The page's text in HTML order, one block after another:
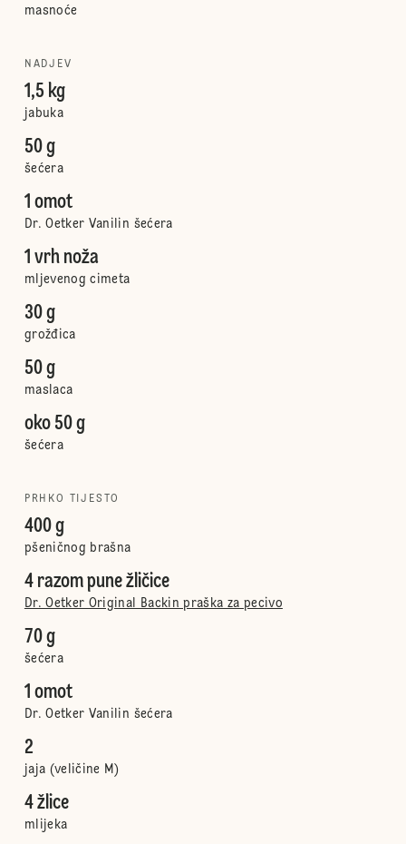
masnoće
NADJEV
1,5 kg
jabuka
50 g
šećera
1 omot
Dr. Oetker Vanilin šećera
1 vrh noža
mljevenog cimeta
30 g
grožđica
50 g
maslaca
oko 50 g
šećera
PRHKO TIJESTO
400 g
pšeničnog brašna
4 razom pune žličice
Dr. Oetker Original Backin praška za pecivo
70 g
šećera
1 omot
Dr. Oetker Vanilin šećera
2
jaja (veličine M)
4 žlice
mlijeka